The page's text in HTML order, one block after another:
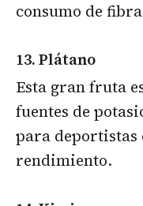
consumo de
13. Plátano
Esta gran fruta
fuentes de
para deportistas
rendimiento.